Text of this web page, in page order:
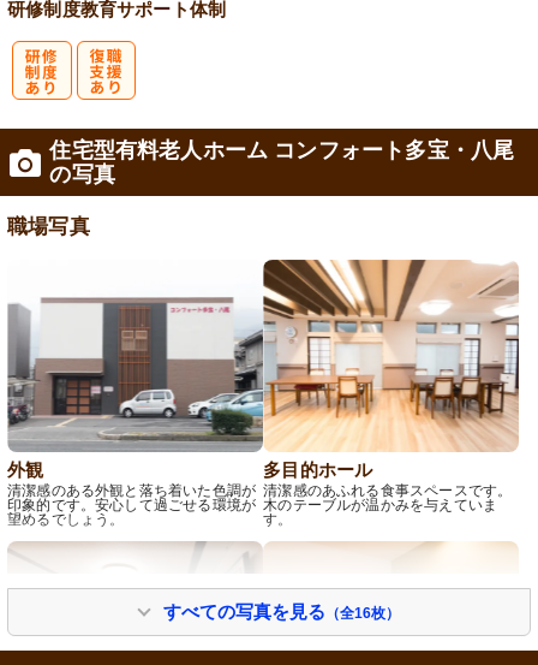
研修制度教育サポート体制
住宅型有料老人ホーム コンフォート多宝・八尾
の写真
職場写真
外観
清潔感のある外観と落ち着いた色調が
印象的です。安心して過ごせる環境が
望めるでしょう。
多目的ホール
清潔感のあふれる食事スペースです。
木のテーブルが温かみを与えていま
す。
すべての写真を見る （全16枚）